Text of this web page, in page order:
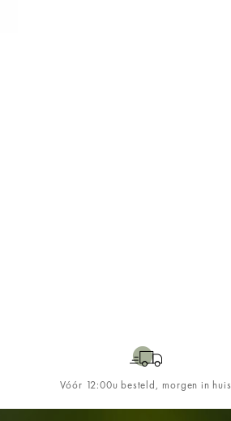
Vóór 12:00u besteld, morgen in huis